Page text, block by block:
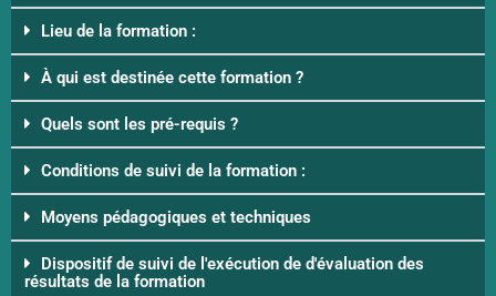
Lieu de la formation :
À qui est destinée cette formation ?
Quels sont les pré-requis ?
Conditions de suivi de la formation :
Moyens pédagogiques et techniques
Dispositif de suivi de l'exécution de d'évaluation des
résultats de la formation